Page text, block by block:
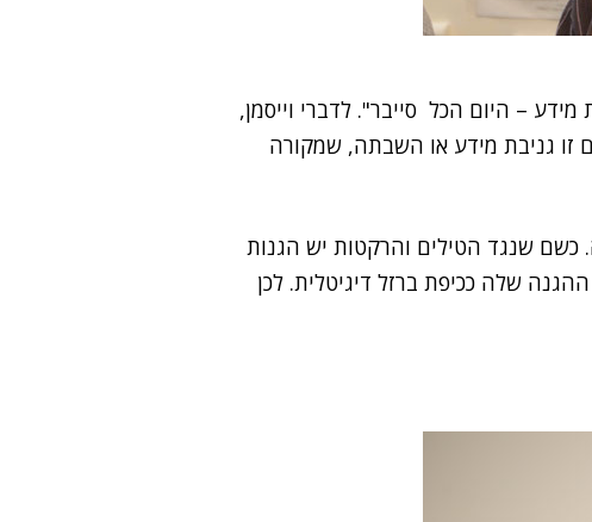
– היום הכל סייבר". לדברי וייסמן,
זו גניבת מידע או השבתה, שמקורה
כשם שנגד הטילים והרקטות יש הגנות
שלה ככיפת ברזל דיגיטלית. לכן